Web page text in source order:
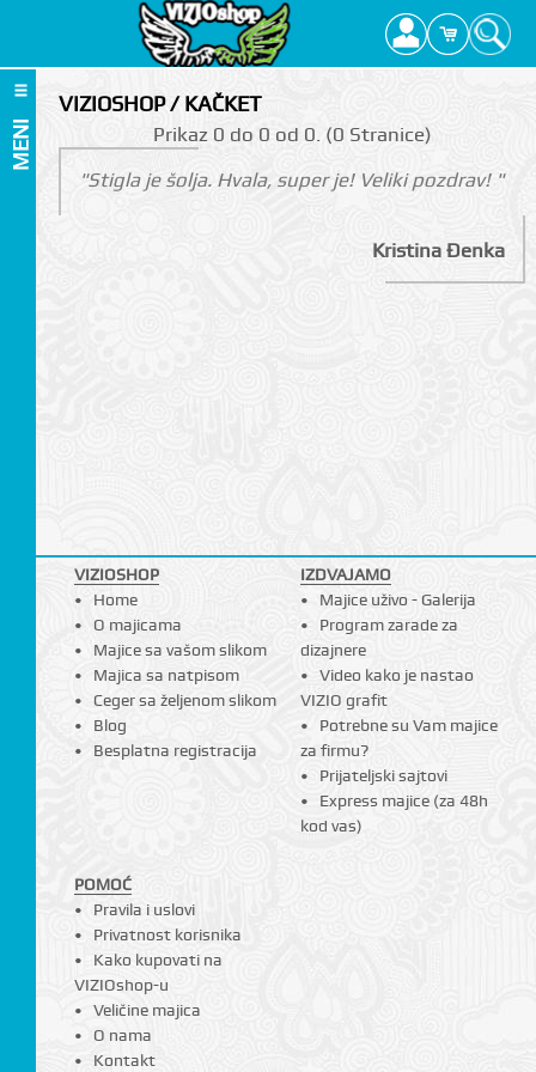
MENI
VIZIOSHOP / KAČKET
Prikаz 0 do 0 оd 0. (0 Strаnicе)
"Stigla je šolja. Hvala, super je! Veliki pozdrav! "
Kristina Đenka
VIZIOSHOP
Home
O majicama
Majice sa vašom slikom
Majica sa natpisom
Ceger sa željenom slikom
Blog
Besplatna registracija
IZDVAJAMO
Majice uživo - Galerija
Program zarade za
dizajnere
Video kako je nastao
VIZIO grafit
Potrebne su Vam majice
za firmu?
Prijateljski sajtovi
Express majice (za 48h
kod vas)
POMOĆ
Pravila i uslovi
Privatnost korisnika
Kako kupovati na
VIZIOshop-u
Veličine majica
O nama
Kontakt